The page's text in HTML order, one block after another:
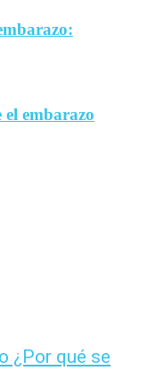
embarazo
¿Por qué se